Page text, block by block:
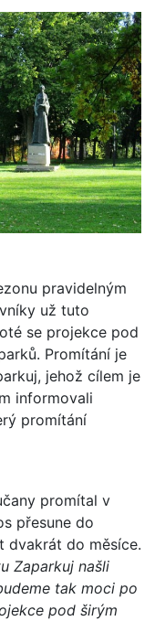
pravidelným
už tuto
se projekce pod
Promítání je
jehož cílem je
informovali
promítání
promítal v
přesune do
dvakrát do měsíce.
Zaparkuj našli
tak moci po
pod širým